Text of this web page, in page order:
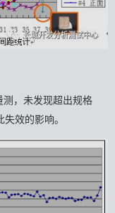
，未发现超出规格
效的影响。